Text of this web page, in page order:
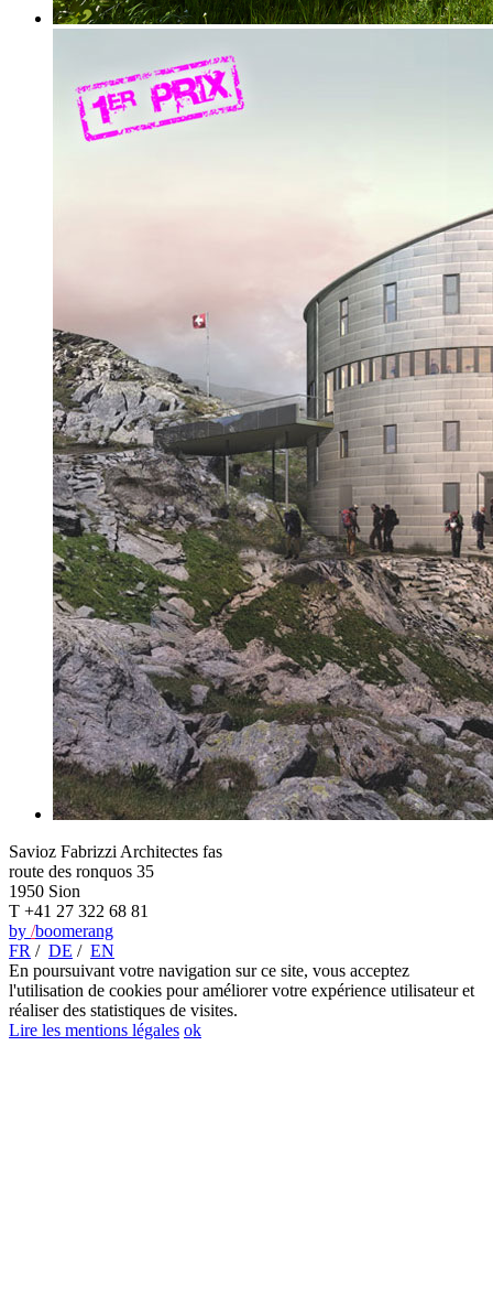
Savioz Fabrizzi Architectes fas
route des ronquos 35
1950 Sion
T +41 27 322 68 81
by /boomerang
FR / DE / EN
En poursuivant votre navigation sur ce site, vous acceptez
l'utilisation de cookies pour améliorer votre expérience utilisateur et
réaliser des statistiques de visites.
Lire les mentions légales ok